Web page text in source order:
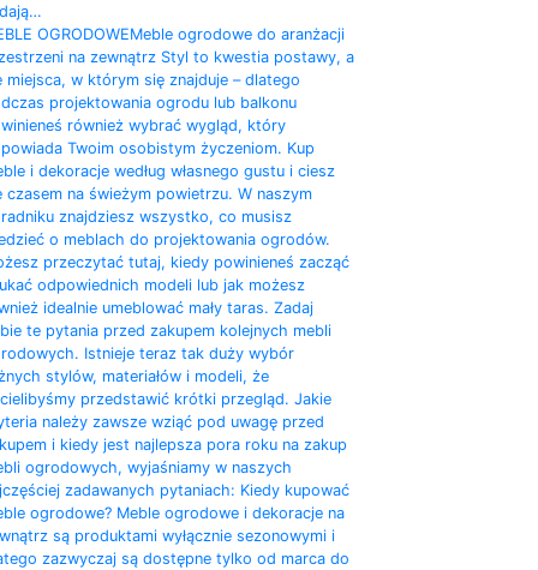
OGRODOWEMeble ogrodowe do aranżacji
na zewnątrz Styl to kwestia postawy, a
miejsca, w którym się znajduje – dlatego
projektowania ogrodu lub balkonu
również wybrać wygląd, który
Twoim osobistym życzeniom. Kup
i dekoracje według własnego gustu i ciesz
czasem na świeżym powietrzu. W naszym
znajdziesz wszystko, co musisz
o meblach do projektowania ogrodów.
przeczytać tutaj, kiedy powinieneś zacząć
odpowiednich modeli lub jak możesz
idealnie umeblować mały taras. Zadaj
te pytania przed zakupem kolejnych mebli
Istnieje teraz tak duży wybór
stylów, materiałów i modeli, że
przedstawić krótki przegląd. Jakie
należy zawsze wziąć pod uwagę przed
i kiedy jest najlepsza pora roku na zakup
ogrodowych, wyjaśniamy w naszych
zadawanych pytaniach: Kiedy kupować
ogrodowe? Meble ogrodowe i dekoracje na
są produktami wyłącznie sezonowymi i
zazwyczaj są dostępne tylko od marca do